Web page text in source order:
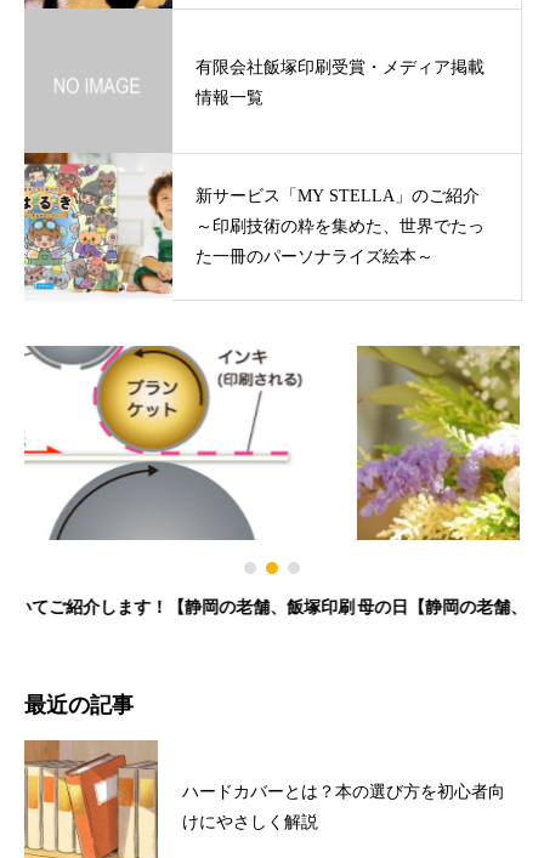
有限会社飯塚印刷受賞・メディア掲載
情報一覧
新サービス「MY STELLA」のご紹介
～印刷技術の粋を集めた、世界でたっ
た一冊のパーソナライズ絵本～
母の日【静岡の老舗、飯塚印刷のスタッフブログ】
最近の記事
ハードカバーとは？本の選び方を初心者向
けにやさしく解説